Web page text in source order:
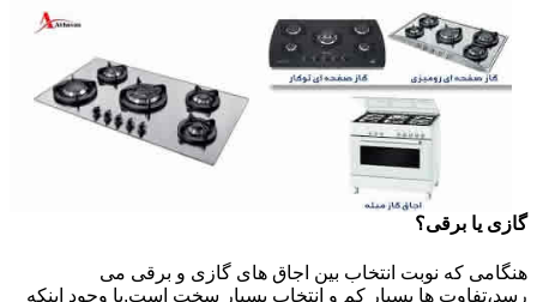
گازی یا برقی؟
هنگامی که نوبت انتخاب بین اجاق های گازی و برقی می
رسد،تفاوت ها بسیار کم و انتخاب بسیار سخت است.با وجود اینکه